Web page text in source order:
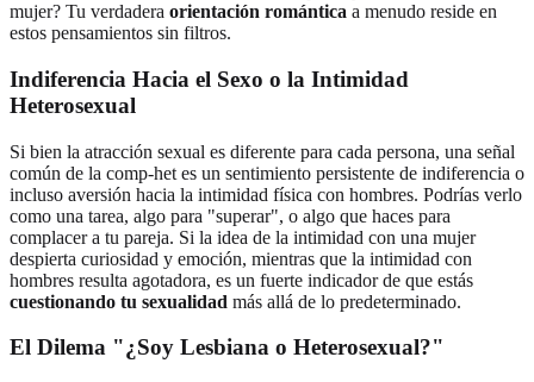
mujer? Tu verdadera orientación romántica a menudo reside en
estos pensamientos sin filtros.
Indiferencia Hacia el Sexo o la Intimidad
Heterosexual
Si bien la atracción sexual es diferente para cada persona, una señal
común de la comp-het es un sentimiento persistente de indiferencia o
incluso aversión hacia la intimidad física con hombres. Podrías verlo
como una tarea, algo para "superar", o algo que haces para
complacer a tu pareja. Si la idea de la intimidad con una mujer
despierta curiosidad y emoción, mientras que la intimidad con
hombres resulta agotadora, es un fuerte indicador de que estás
cuestionando tu sexualidad más allá de lo predeterminado.
El Dilema "¿Soy Lesbiana o Heterosexual?"